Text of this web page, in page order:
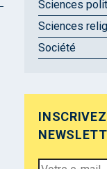
Sciences
Sciences
Société